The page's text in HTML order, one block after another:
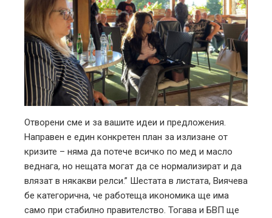
Отворени сме и за вашите идеи и предложения.
Направен е един конкретен план за излизане от
кризите – няма да потече всичко по мед и масло
веднага, но нещата могат да се нормализират и да
влязат в някакви релси.” Шестата в листата, Виячева
бе категорична, че работеща икономика ще има
само при стабилно правителство. Тогава и БВП ще